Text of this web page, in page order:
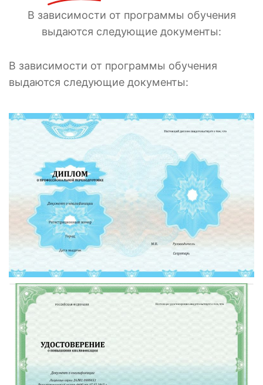
В зависимости от программы обучения
выдаются следующие документы:
В зависимости от программы обучения
выдаются следующие документы: